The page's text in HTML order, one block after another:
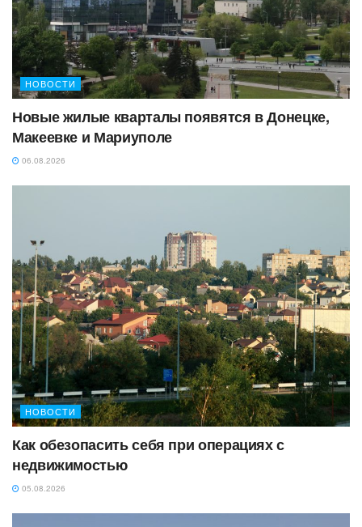
НОВОСТИ
Новые жилые кварталы появятся в Донецке,
Макеевке и Мариуполе
06.08.2026
НОВОСТИ
Как обезопасить себя при операциях с
недвижимостью
05.08.2026